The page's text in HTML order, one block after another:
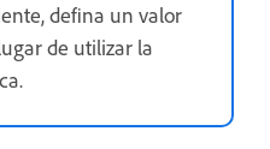
defina un valor
de utilizar la